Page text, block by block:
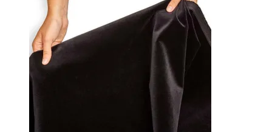
Mulighederne
kan
vælges